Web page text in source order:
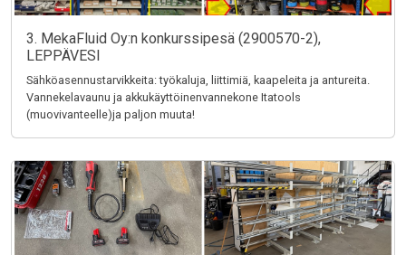
3. MekaFluid Oy:n konkurssipesä (2900570-2),
LEPPÄVESI
Sähköasennustarvikkeita: työkaluja, liittimiä, kaapeleita ja antureita.
Vannekelavaunu ja akkukäyttöinenvannekone Itatools
(muovivanteelle)ja paljon muuta!